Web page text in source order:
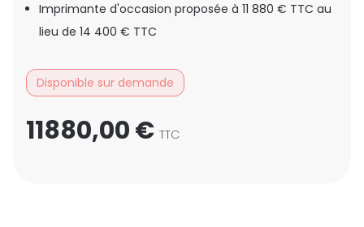
Imprimante d'occasion proposée à 11 880 € TTC au
lieu de 14 400 € TTC
Disponible sur demande
11880,00€ TTC